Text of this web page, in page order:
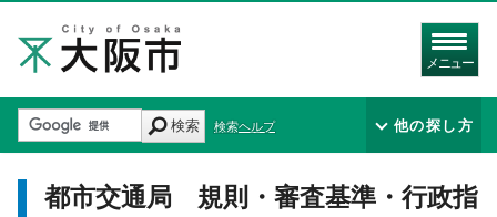
メニュー
検索 検索ヘルプ 他の探し方
都市交通局 規則・審査基準・行政指